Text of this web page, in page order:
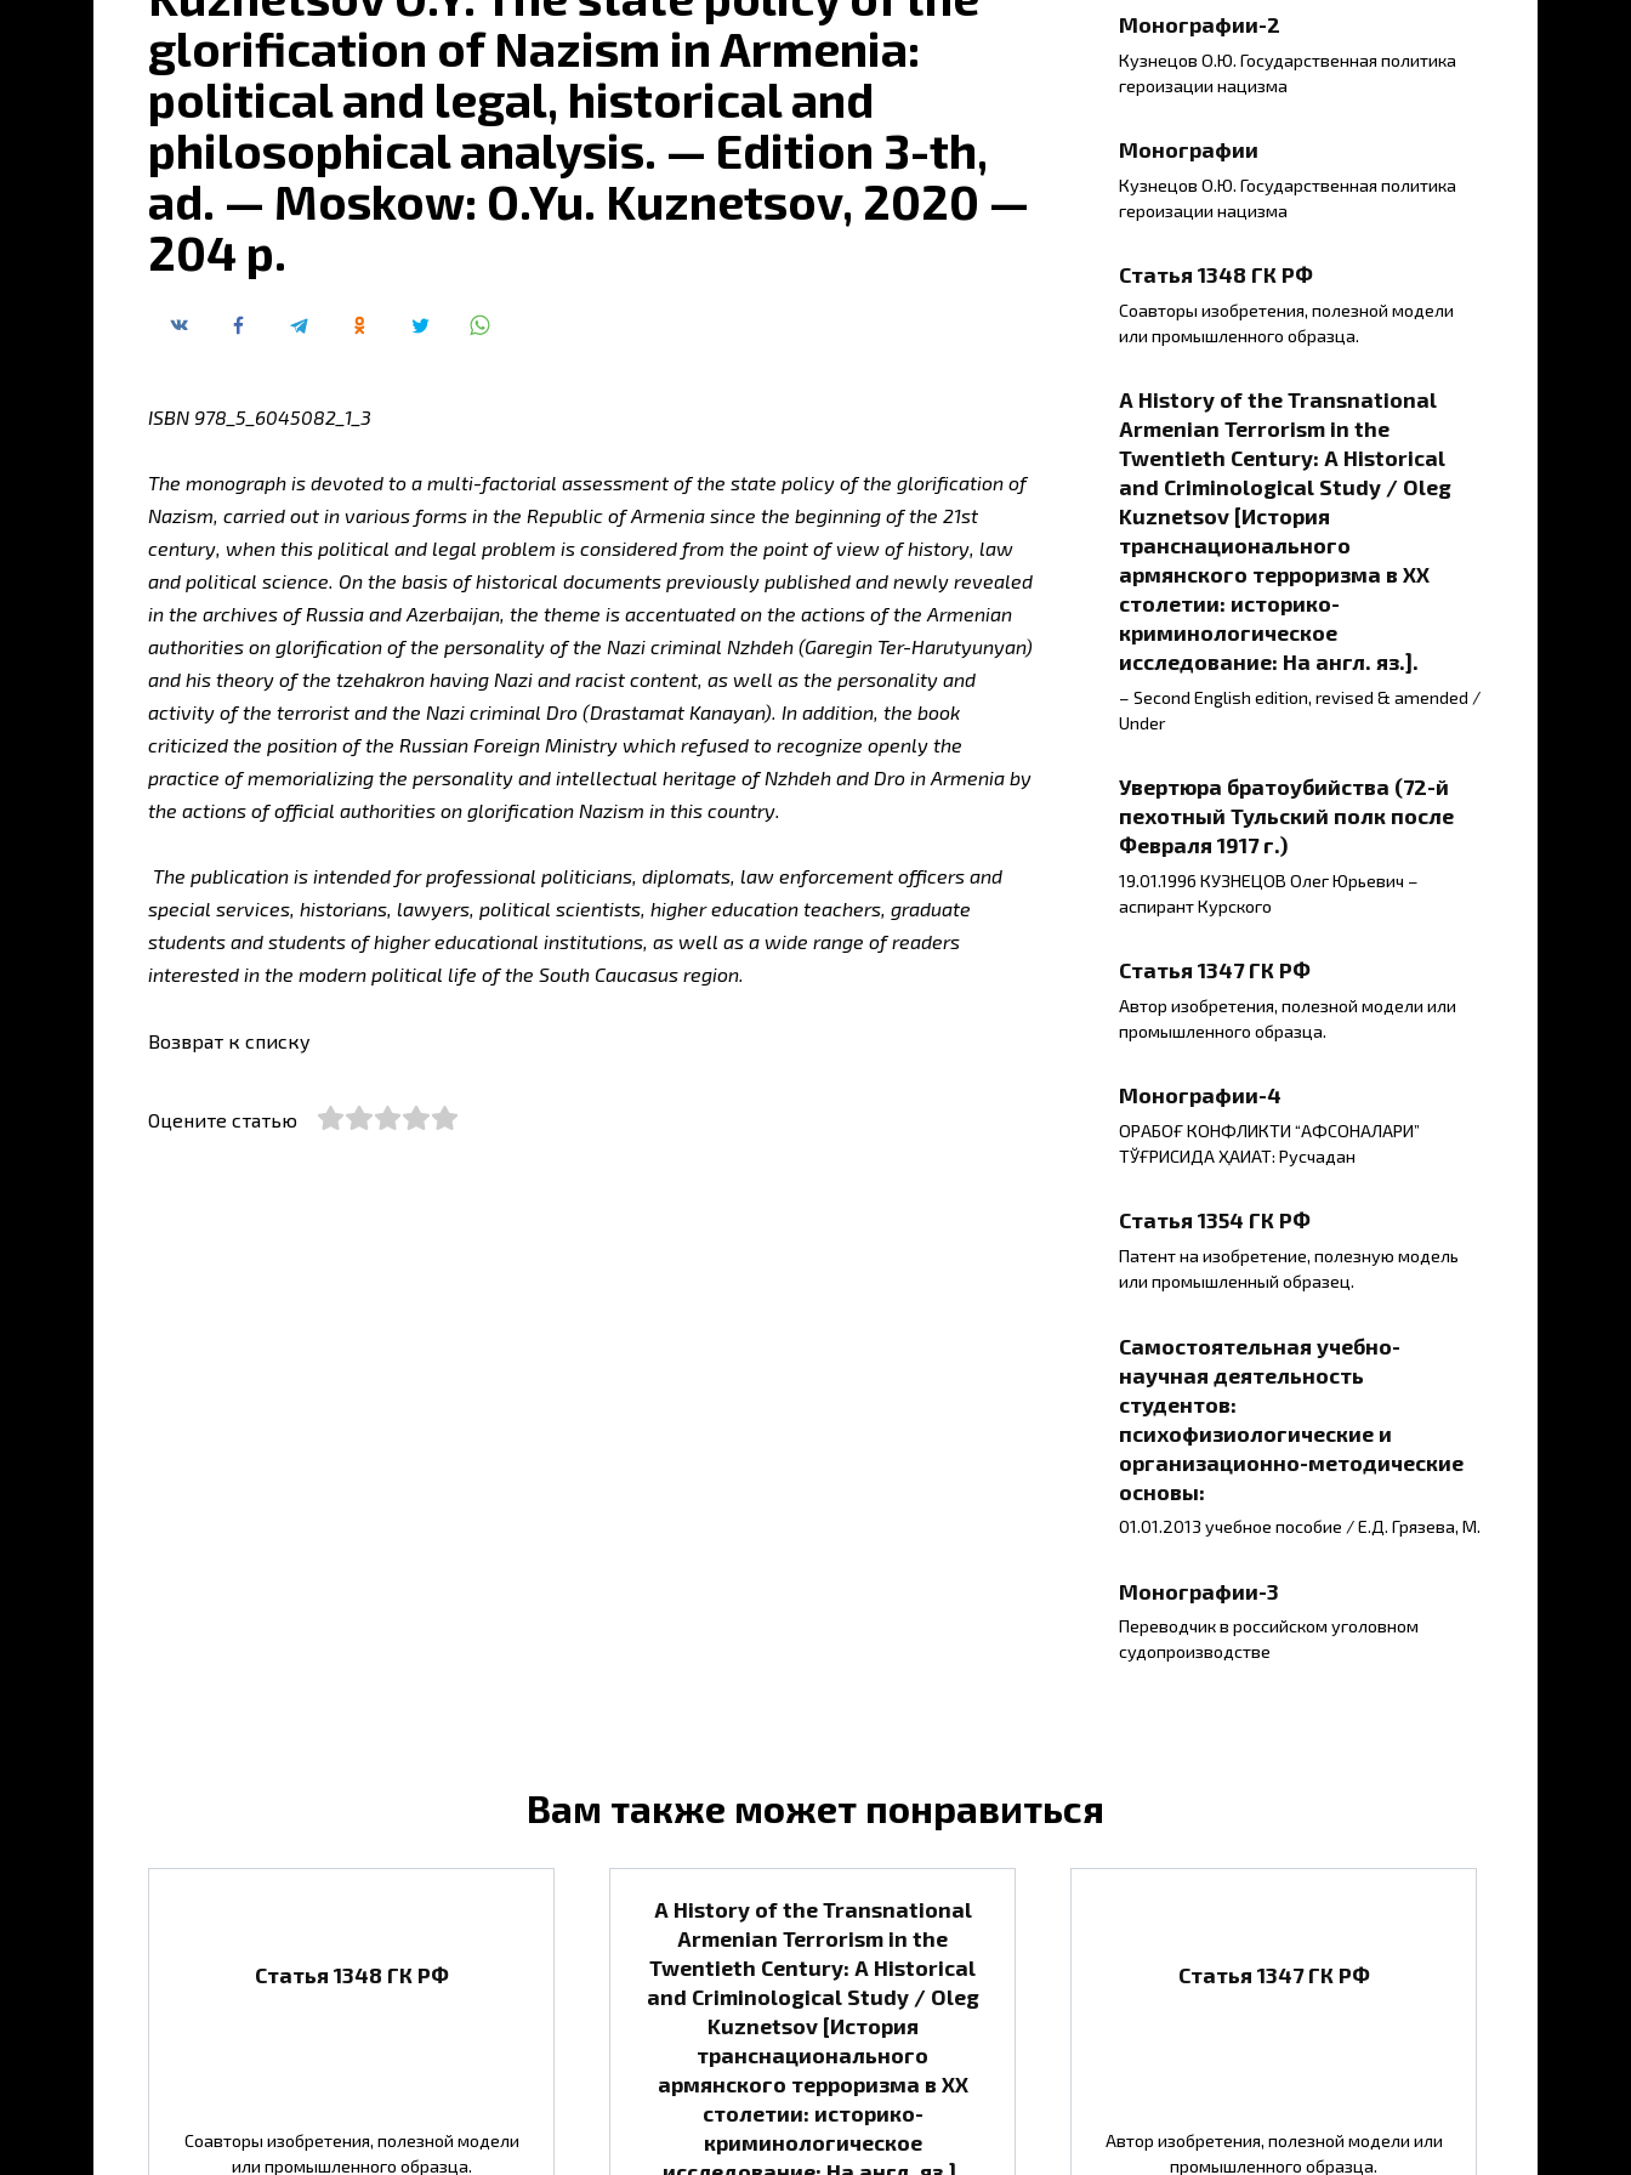
glorification of Nazism in Armenia:
political and legal, historical and
philosophical analysis. — Edition 3-th,
ad. — Moskow: O.Yu. Kuznetsov, 2020 —
204 p.
ISBN 978_5_6045082_1_3
The monograph is devoted to a multi-factorial assessment of the state policy of the glorification of
Nazism, carried out in various forms in the Republic of Armenia since the beginning of the 21st
century, when this political and legal problem is considered from the point of view of history, law
and political science. On the basis of historical documents previously published and newly revealed
in the archives of Russia and Azerbaijan, the theme is accentuated on the actions of the Armenian
authorities on glorification of the personality of the Nazi criminal Nzhdeh (Garegin Ter-Harutyunyan)
and his theory of the tzehakron having Nazi and racist content, as well as the personality and
activity of the terrorist and the Nazi criminal Dro (Drastamat Kanayan). In addition, the book
criticized the position of the Russian Foreign Ministry which refused to recognize openly the
practice of memorializing the personality and intellectual heritage of Nzhdeh and Dro in Armenia by
the actions of official authorities on glorification Nazism in this country.
The publication is intended for professional politicians, diplomats, law enforcement officers and
special services, historians, lawyers, political scientists, higher education teachers, graduate
students and students of higher educational institutions, as well as a wide range of readers
interested in the modern political life of the South Caucasus region.
Возврат к списку
Оцените статью
Монографии-2
Кузнецов О.Ю. Государственная политика
героизации нацизма
Монографии
Кузнецов О.Ю. Государственная политика
героизации нацизма
Статья 1348 ГК РФ
Соавторы изобретения, полезной модели
или промышленного образца.
A History of the Transnational
Armenian Terrorism in the
Twentieth Century: A Historical
and Criminological Study / Oleg
Kuznetsov [История
транснационального
армянского терроризма в ХХ
столетии: историко-
криминологическое
исследование: На англ. яз.].
– Second English edition, revised & amended /
Under
Увертюра братоубийства (72-й
пехотный Тульский полк после
Февраля 1917 г.)
19.01.1996 КУЗНЕЦОВ Олег Юрьевич –
аспирант Курского
Статья 1347 ГК РФ
Автор изобретения, полезной модели или
промышленного образца.
Монографии-4
ҚОРАБОҒ КОНФЛИКТИ “АФСОНАЛАРИ”
ТЎҒРИСИДА ҲАҚИҚАТ: Русчадан
Статья 1354 ГК РФ
Патент на изобретение, полезную модель
или промышленный образец.
Самостоятельная учебно-
научная деятельность
студентов:
психофизиологические и
организационно-методические
основы:
01.01.2013 учебное пособие / Е.Д. Грязева, М.
Монографии-3
Переводчик в российском уголовном
судопроизводстве
Вам также может понравиться
Статья 1348 ГК РФ
Соавторы изобретения, полезной модели
или промышленного образца.
A History of the Transnational
Armenian Terrorism in the
Twentieth Century: A Historical
and Criminological Study / Oleg
Kuznetsov [История
транснационального
армянского терроризма в ХХ
столетии: историко-
криминологическое
Статья 1347 ГК РФ
Автор изобретения, полезной модели или
промышленного образца.